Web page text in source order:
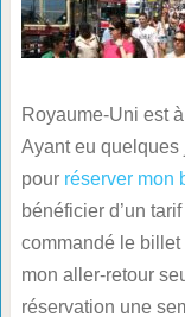
Royaume-Uni est
Ayant eu quelques
pour réserver mon
bénéficier d’un
commandé le billet
mon aller-retour
réservation une